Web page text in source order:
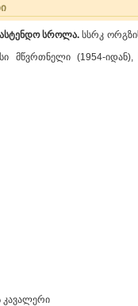
სროლა. სსრკ
მწვრთნელი (1954-
ღირსების